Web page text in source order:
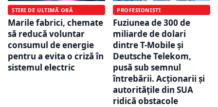
ȘTIRI DE ULTIMĂ ORĂ
Marile fabrici, chemate
să reducă voluntar
consumul de energie
pentru a evita o criză în
sistemul electric
PROFESIONIȘTI
Fuziunea de 300 de
miliarde de dolari
dintre T-Mobile și
Deutsche Telekom,
pusă sub semnul
întrebării. Acționarii și
autoritățile din SUA
ridică obstacole